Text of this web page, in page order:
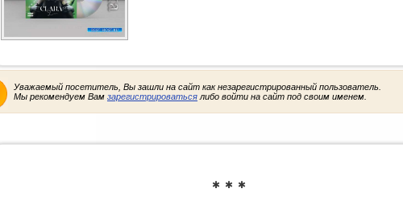
Уважаемый посетитель, Вы зашли на сайт как незарегистрированный пользователь.
Мы рекомендуем Вам зарегистрироваться либо войти на сайт под своим именем.
✱ ✱ ✱